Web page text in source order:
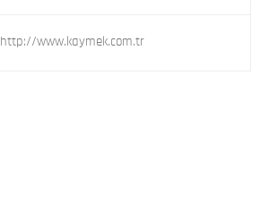
http://www.kaymek.com.tr